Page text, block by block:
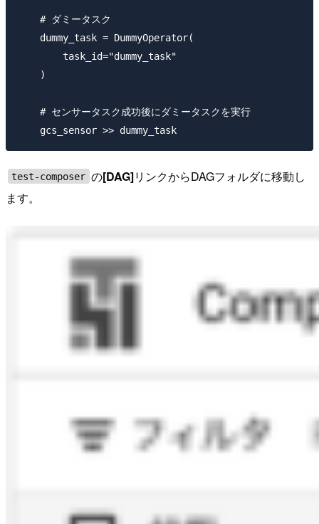
    # ダミータスク
    dummy_task = DummyOperator(
        task_id="dummy_task"
    )
    # センサータスク成功後にダミータスクを実行
test-composer の[DAG]リンクからDAGフォルダに移動し
ます。